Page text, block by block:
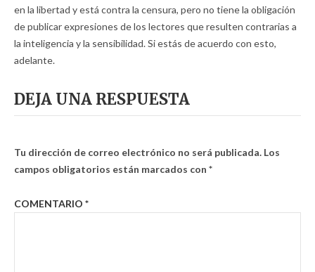
en la libertad y está contra la censura, pero no tiene la obligación
de publicar expresiones de los lectores que resulten contrarias a
la inteligencia y la sensibilidad. Si estás de acuerdo con esto,
adelante.
DEJA UNA RESPUESTA
Tu dirección de correo electrónico no será publicada. Los
campos obligatorios están marcados con *
COMENTARIO *